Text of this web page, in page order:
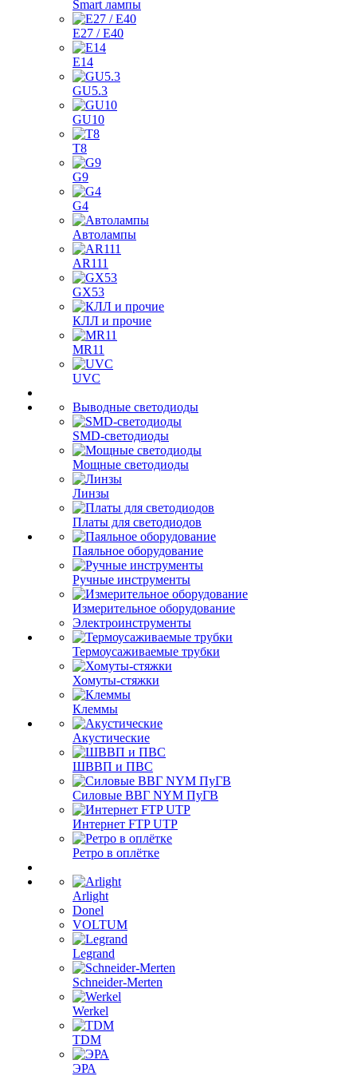
Smart лампы
E27 / E40
E14
GU5.3
GU10
T8
G9
G4
Автолампы
AR111
GX53
КЛЛ и прочие
MR11
UVC
Выводные светодиоды
SMD-светодиоды
Мощные светодиоды
Линзы
Платы для светодиодов
Паяльное оборудование
Ручные инструменты
Измерительное оборудование
Электроинструменты
Термоусаживаемые трубки
Хомуты-стяжки
Клеммы
Акустические
ШВВП и ПВС
Силовые ВВГ NYM ПуГВ
Интернет FTP UTP
Ретро в оплётке
Arlight
Donel
VOLTUM
Legrand
Schneider-Merten
Werkel
TDM
ЭРА